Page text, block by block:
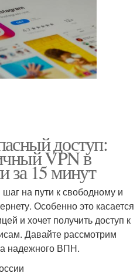
доступ:
VPN в
за 15 минут
на пути к свободному и
Особенно это касается
и хочет получить доступ к
Давайте рассмотрим
надежного ВПН.